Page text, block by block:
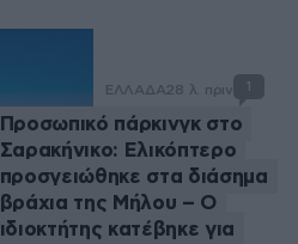
ΕΛΛΑΔΑ28 λ. πριν
Προσωπικό πάρκινγκ στο
Σαρακήνικο: Ελικόπτερο
προσγειώθηκε στα διάσημα
βράχια της Μήλου – Ο
ιδιοκτήτης κατέβηκε για